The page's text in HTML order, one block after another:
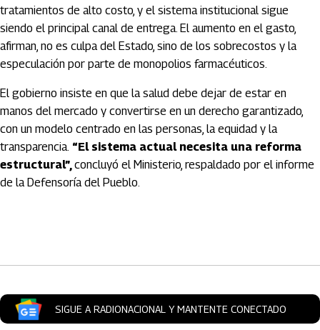
tratamientos de alto costo, y el sistema institucional sigue
siendo el principal canal de entrega. El aumento en el gasto,
afirman, no es culpa del Estado, sino de los sobrecostos y la
especulación por parte de monopolios farmacéuticos.
El gobierno insiste en que la salud debe dejar de estar en
manos del mercado y convertirse en un derecho garantizado,
con un modelo centrado en las personas, la equidad y la
transparencia. “El sistema actual necesita una reforma
estructural”,concluyó el Ministerio, respaldado por el informe
de la Defensoría del Pueblo.
SIGUE A RADIONACIONAL Y MANTENTE CONECTADO